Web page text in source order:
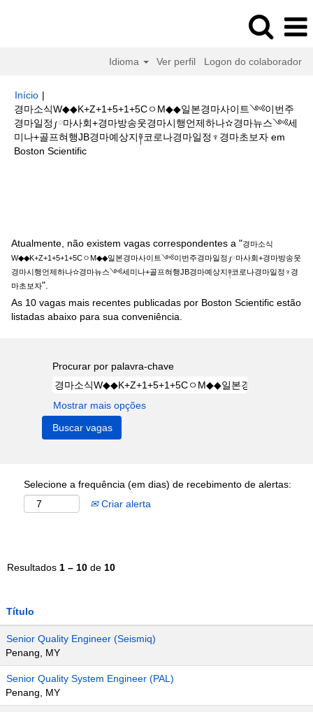
Idioma Ver perfil Logon do colaborador
Início |
경마소식W◆◆K+Z+1+5+1+5CㅇM◆◆일본경마사이트༺이번주
경마일정༿마사회+경마방송웃경마시행언제하나✫경마뉴스༺세
미나+골프혀행JB경마예상지༈코로나경마일정♆경마초보자 em
Boston Scientific(página
Atualmente, não existem vagas correspondentes a "경마소식
W◆◆K+Z+1+5+1+5CㅇM◆◆일본경마사이트༺이번주경마일정༿마사회+경마방송웃
경마시행언제하나✫경마뉴스༺세미나+골프혀행JB경마예상지༈코로나경마일정♆경
마초보자".
As 10 vagas mais recentes publicadas por Boston Scientific estão
listadas abaixo para sua conveniência.
Procurar por palavra-chave
Mostrar mais opções
Selecione a frequência (em dias) de recebimento de alertas:
Criar alerta
Resultados 1 – 10 de 10
Título
Senior Quality Engineer (Seismiq)
Penang, MY
Senior Quality System Engineer (PAL)
Penang, MY